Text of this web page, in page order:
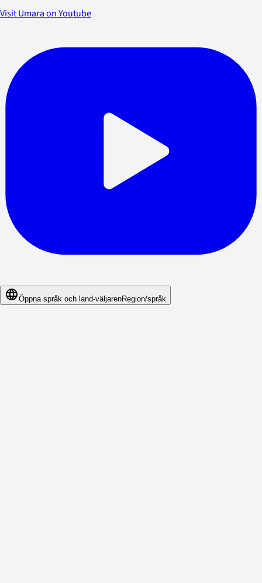
Visit Umara on Youtube
Öppna språk och land-väljarenRegion/språk